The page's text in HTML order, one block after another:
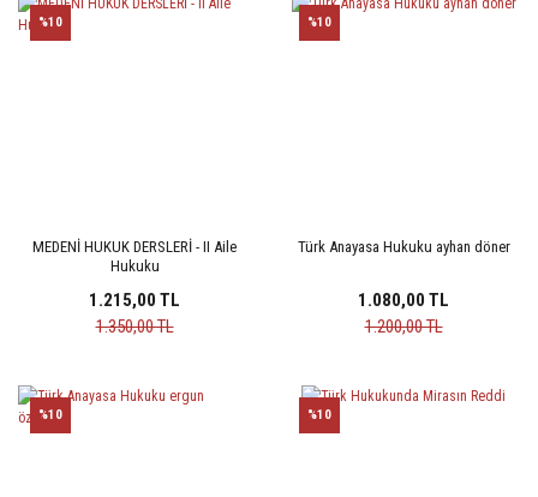
MEDENİ HUKUK DERSLERİ - II Aile
Hukuku
%10
1.215,00 TL
1.350,00 TL
Türk Anayasa Hukuku ayhan döner
%10
1.080,00 TL
1.200,00 TL
%10 %10